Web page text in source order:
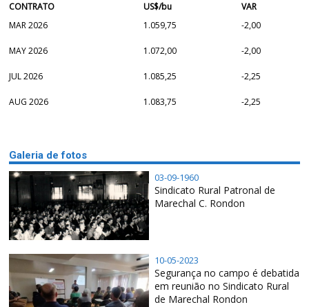
CONTRATO
US$/bu
VAR
MAR 2026
1.059,75 -2,00
MAY 2026 1.072,00 -2,00
JUL 2026 1.085,25 -2,25
AUG 2026 1.083,75 -2,25
Galeria de fotos
03-09-1960
Sindicato Rural Patronal de
Marechal C. Rondon
10-05-2023
Segurança no campo é debatida
em reunião no Sindicato Rural
de Marechal Rondon